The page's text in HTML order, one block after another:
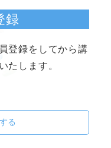
録
登録をしてから講
たします。
る